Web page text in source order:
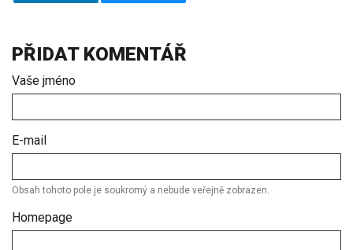
PŘIDAT KOMENTÁŘ
Vaše jméno
E-mail
Obsah tohoto pole je soukromý a nebude veřejně zobrazen.
Homepage